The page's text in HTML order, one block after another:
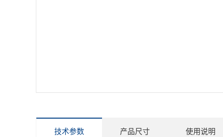
技术参数 产品尺寸 使用说明